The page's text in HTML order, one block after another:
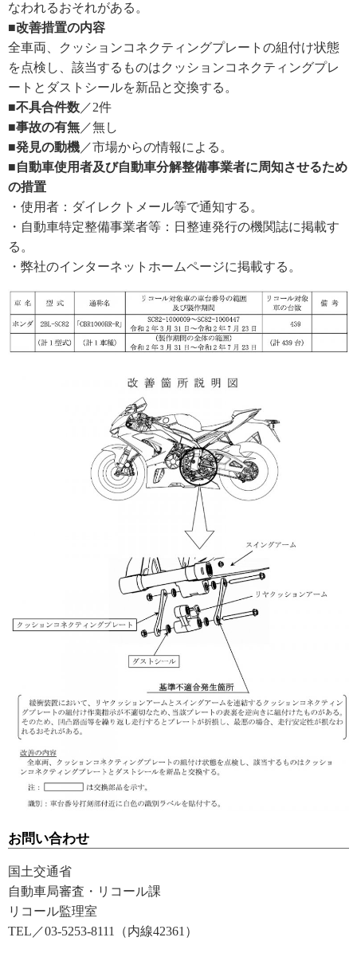
なわれるおそれがある。
■改善措置の内容
全車両、クッションコネクティングプレートの組付け状態
を点検し、該当するものはクッションコネクティングプレ
ートとダストシールを新品と交換する。
■不具合件数／2件
■事故の有無／無し
■発見の動機／市場からの情報による。
■自動車使用者及び自動車分解整備事業者に周知させるため
の措置
・使用者：ダイレクトメール等で通知する。
・自動車特定整備事業者等：日整連発行の機関誌に掲載す
る。
・弊社のインターネットホームページに掲載する。
お問い合わせ
国土交通省
自動車局審査・リコール課
リコール監理室
TEL／03-5253-8111（内線42361）